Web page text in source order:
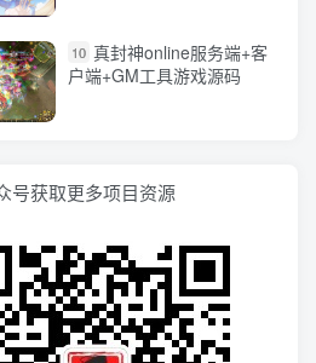
10 真封神online服务端+客
户端+GM工具游戏源码
号获取更多项目资源